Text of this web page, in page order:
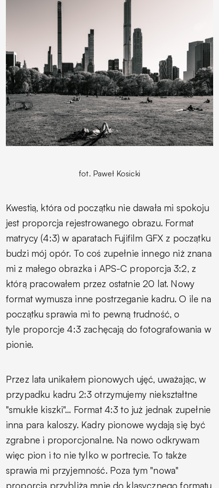
fot. Paweł Kosicki
Kwestią, która od początku nie dawała mi spokoju
jest proporcja rejestrowanego obrazu. Format
matrycy (4:3) w aparatach Fujifilm GFX z początku
budzi mój opór. To coś zupełnie innego niż znana
mi z małego obrazka i APS-C proporcja 3:2, z
którą pracowałem przez ostatnie 20 lat. Nowy
format wymusza inne postrzeganie kadru. O ile na
początku sprawia mi to pewną trudność, o
tyle proporcje 4:3 zachęcają do fotografowania w
pionie.
Przez lata unikałem pionowych ujęć, uważając, w
przypadku kadru 2:3 otrzymujemy niekształtne
"smukłe kiszki"… Format 4:3 to już jednak zupełnie
inna para kaloszy. Kadry pionowe wydają się być
zgrabne i proporcjonalne. Na nowo odkrywam
więc pion i to nie tylko w portrecie. To także
sprawia mi przyjemność. Poza tym "nowa"